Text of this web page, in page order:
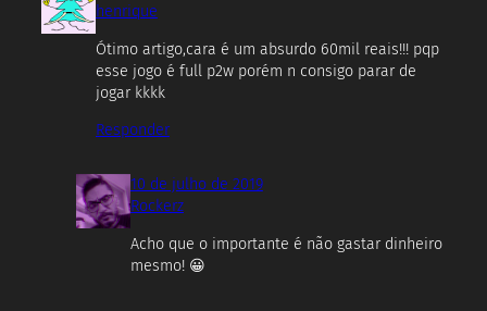
henrique
Ótimo artigo,cara é um absurdo 60mil reais!!! pqp
esse jogo é full p2w porém n consigo parar de
jogar kkkk
Responder
10 de julho de 2019
Rockerz
Acho que o importante é não gastar dinheiro
mesmo! 😀